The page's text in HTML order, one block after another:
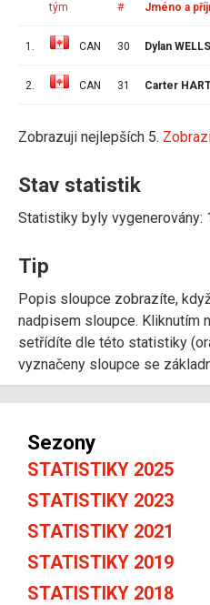
tým # Jméno a
1. CAN 30 Dylan WELLS
2. CAN 31 Carter
Zobrazuji nejlepších 5.
Stav statistik
Statistiky byly vygenerovány:
Tip
Popis sloupce zobrazíte,
nadpisem sloupce. Kliknutím
setřídíte dle této statistiky
vyznačeny sloupce se
Sezony
STATISTIKY 2025
STATISTIKY 2023
STATISTIKY 2021
STATISTIKY 2019
STATISTIKY 2018